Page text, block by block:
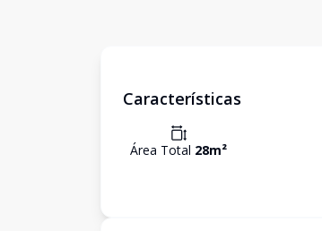
Características
Área Total 28m²